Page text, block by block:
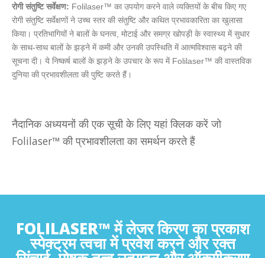
रोगी संतुष्टि सर्वेक्षण: Folilaser™ का उपयोग करने वाले व्यक्तियों के बीच किए गए
रोगी संतुष्टि सर्वेक्षणों ने उच्च स्तर की संतुष्टि और कथित प्रभावकारिता का खुलासा
किया। प्रतिभागियों ने बालों के घनत्व, मोटाई और समग्र खोपड़ी के स्वास्थ्य में सुधार
के साथ-साथ बालों के झड़ने में कमी और उनकी उपस्थिति में आत्मविश्वास बढ़ने की
सूचना दी। ये निष्कर्ष बालों के झड़ने के उपचार के रूप में Folilaser™ की वास्तविक
दुनिया की प्रभावशीलता की पुष्टि करते हैं।
नैदानिक अध्ययनों की एक सूची के लिए यहां क्लिक करें जो
Folilaser™ की प्रभावशीलता का समर्थन करते हैं
https://dash.harvard.edu/handle/1/12152951
https://www.dermatologytimes.com/view/research-and-
FOLILASER™ में लेजर किरण का प्रकाश
स्पेक्ट्रम त्वचा में प्रवेश करने और रक्त